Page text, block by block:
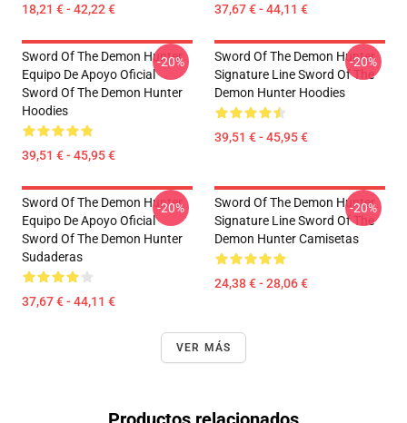
18,21 € - 42,22 € 37,67 € - 44,11 €
Sword Of The Demon Hunter
Equipo De Apoyo Oficial
Sword Of The Demon Hunter
Hoodies
39,51 € - 45,95 €
-20%
Sword Of The Demon Hunter
Signature Line Sword Of The
Demon Hunter Hoodies
39,51 € - 45,95 €
-20%
Sword Of The Demon Hunter
Equipo De Apoyo Oficial
Sword Of The Demon Hunter
Sudaderas
37,67 € - 44,11 €
-20%
Sword Of The Demon Hunter
Signature Line Sword Of The
Demon Hunter Camisetas
24,38 € - 28,06 €
-20%
VER MÁS